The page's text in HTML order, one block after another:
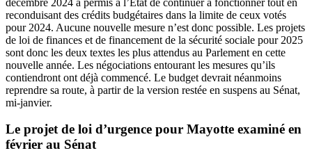
reconduisant des crédits budgétaires dans la limite de ceux votés
pour 2024. Aucune nouvelle mesure n’est donc possible. Les projets
de loi de finances et de financement de la sécurité sociale pour 2025
sont donc les deux textes les plus attendus au Parlement en cette
nouvelle année. Les négociations entourant les mesures qu’ils
contiendront ont déjà commencé. Le budget devrait néanmoins
reprendre sa route, à partir de la version restée en suspens au Sénat,
mi-janvier.
Le projet de loi d’urgence pour Mayotte examiné en
février au Sénat